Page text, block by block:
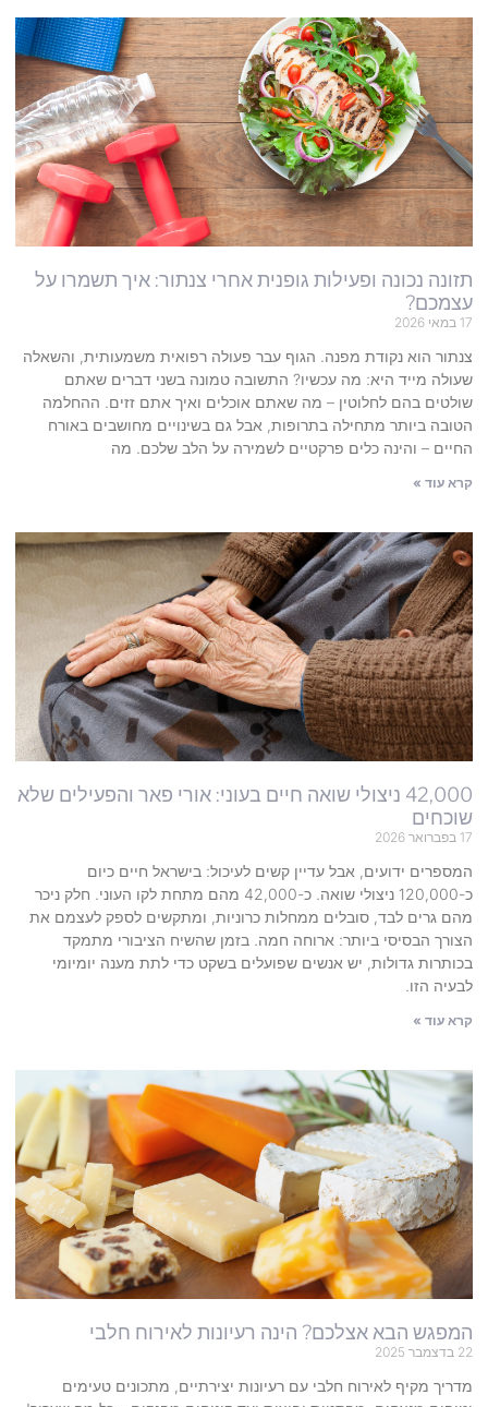
תזונה נכונה ופעילות גופנית אחרי צנתור: איך תשמרו על
עצמכם?
17 במאי 2026
צנתור הוא נקודת מפנה. הגוף עבר פעולה רפואית משמעותית, והשאלה
שעולה מייד היא: מה עכשיו? התשובה טמונה בשני דברים שאתם
שולטים בהם לחלוטין – מה שאתם אוכלים ואיך אתם זזים. ההחלמה
הטובה ביותר מתחילה בתרופות, אבל גם בשינויים מחושבים באורח
החיים – והינה כלים פרקטיים לשמירה על הלב שלכם. מה
קרא עוד »
42,000 ניצולי שואה חיים בעוני: אורי פאר והפעילים שלא
שוכחים
17 בפברואר 2026
המספרים ידועים, אבל עדיין קשים לעיכול: בישראל חיים כיום
כ-120,000 ניצולי שואה. כ-42,000 מהם מתחת לקו העוני. חלק ניכר
מהם גרים לבד, סובלים ממחלות כרוניות, ומתקשים לספק לעצמם את
הצורך הבסיסי ביותר: ארוחה חמה. בזמן שהשיח הציבורי מתמקד
בכותרות גדולות, יש אנשים שפועלים בשקט כדי לתת מענה יומיומי
לבעיה הזו.
קרא עוד »
המפגש הבא אצלכם? הינה רעיונות לאירוח חלבי
22 בדצמבר 2025
מדריך מקיף לאירוח חלבי עם רעיונות יצירתיים, מתכונים טעימים